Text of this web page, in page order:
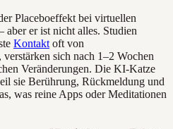
Placeboeffekt bei virtuellen
aber er ist nicht alles. Studien
Kontakt oft von
sich nach 1–2 Wochen
Veränderungen. Die KI-Katze
sie Berührung, Rückmeldung und
was reine Apps oder Meditationen